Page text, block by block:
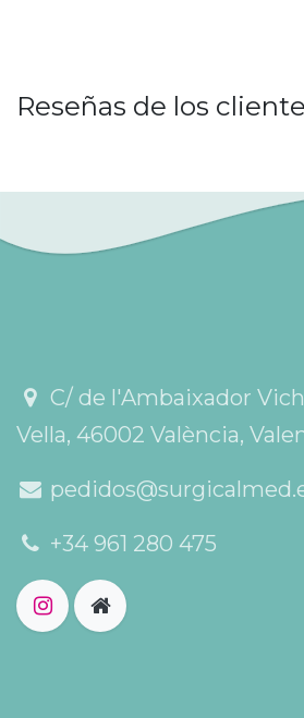
Reseñas de los
C/ de l'Ambaixador
Vella, 46002 València,
+34 961 280 475